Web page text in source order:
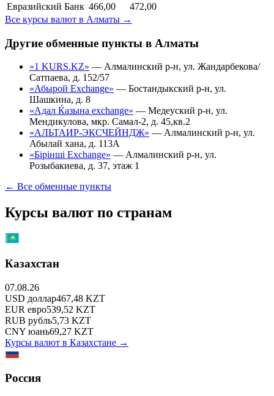
Евразийский Банк 466,00
472,00
Все курсы валют в Алматы →
Другие обменные пункты в Алматы
«1 KURS.KZ» — Алмалинский р-н, ул. Жандарбекова/
Сатпаева, д. 152/57
«Абырой Exchange» — Бостандыкский р-н, ул.
Шашкина, д. 8
«Адал Ќазына exchange» — Медеуский р-н, ул.
Мендикулова, мкр. Самал-2, д. 45,кв.2
«АЛЬТАИР-ЭКСЧЕЙНДЖ» — Алмалинский р-н, ул.
Абылай хана, д. 113А
«Бірінші Exchange» — Алмалинский р-н, ул.
Розыбакиева, д. 37, этаж 1
← Все обменные пункты
Курсы валют по странам
Казахстан
07.08.26
USD доллар467,48 KZT
EUR евро539,52 KZT
RUB рубль5,73 KZT
CNY юань69,27 KZT
Курсы валют в Казахстане →
Россия